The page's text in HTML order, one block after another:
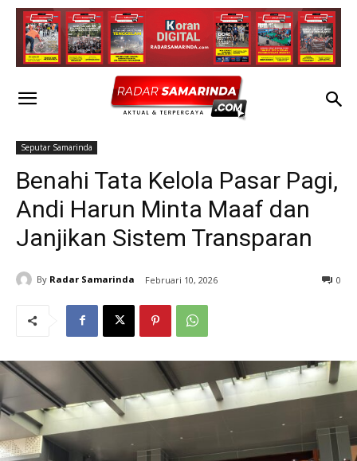
Seputar Samarinda
Benahi Tata Kelola Pasar Pagi,
Andi Harun Minta Maaf dan
Janjikan Sistem Transparan
By Radar Samarinda Februari 10, 2026 0